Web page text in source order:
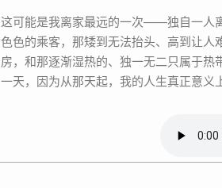
这可能是我离家最远的一次——独自一人离开家乡，坐上23小时的硬卧来到深圳。那趟晚点的列车，车上形形
色色的乘客，那矮到无法抬头、高到让
房，和那逐渐湿热的、独一无二只属于
一天，因为从那天起，我的人生真正意义